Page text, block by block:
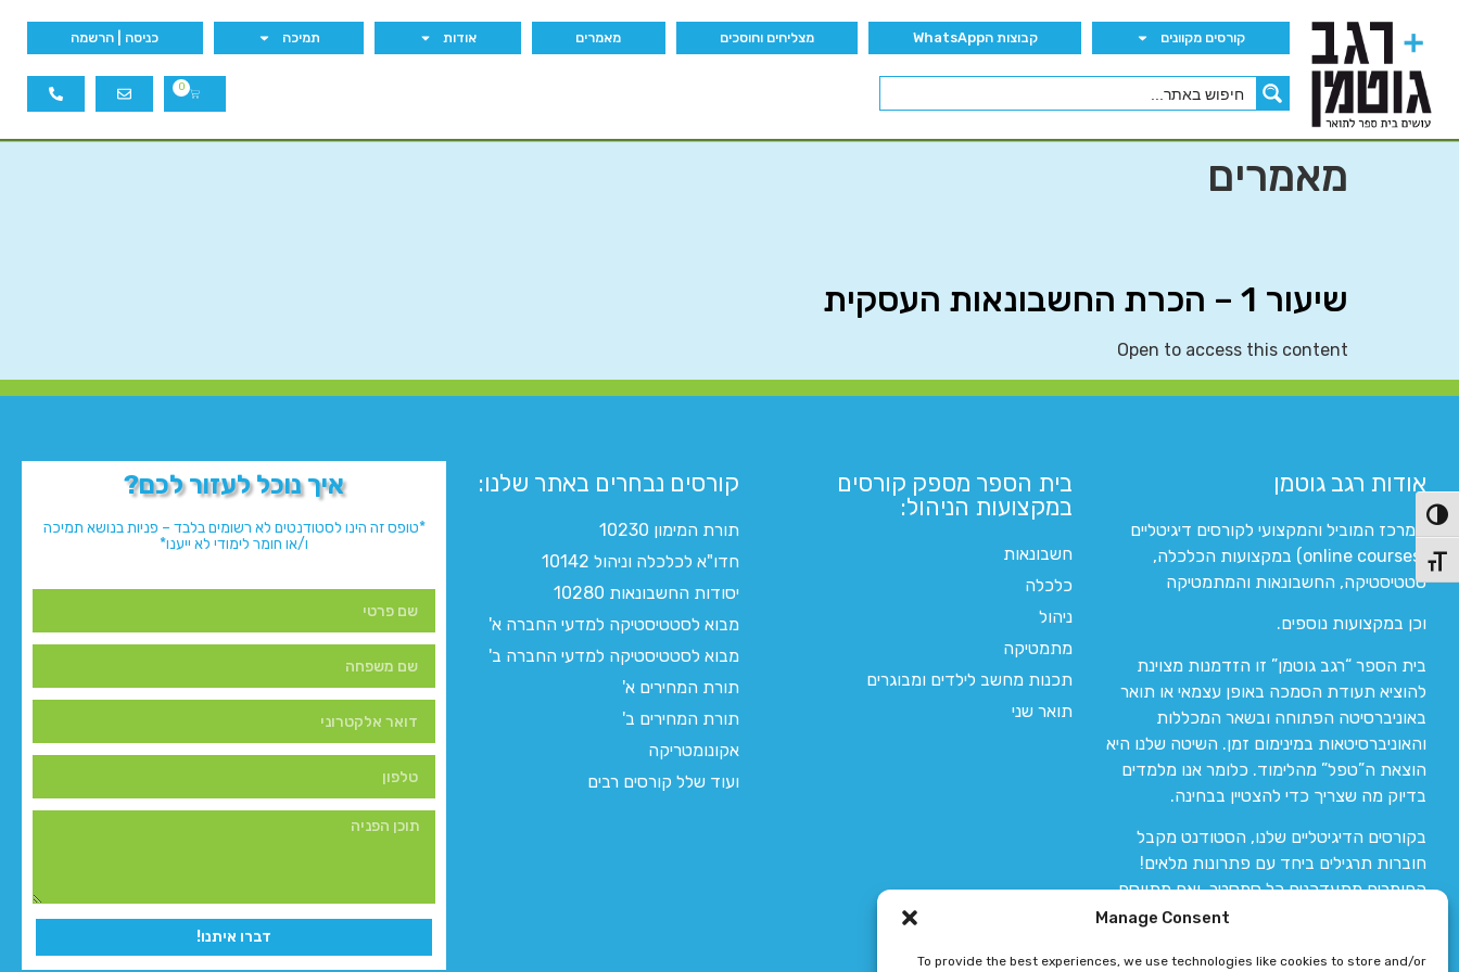
Manage Consent
To provide the best experiences, we use technologies like cookies to store and/or
הפעל/כבה ניגודיות גבוהה
מתג גודל גופן
קורסים מקוונים קבוצות הWhatsApp מצליחים וחוסכים מאמרים אודות תמיכה כניסה | הרשמה
0
מאמרים
שיעור 1 – הכרת החשבונאות העסקית
Open to access this content
אודות רגב גוטמן
המרכז המוביל והמקצועי לקורסים דיגיטליים
(online courses) במקצועות הכלכלה,
סטטיסטיקה, החשבונאות והמתמטיקה
וכן במקצועות נוספים.
בית הספר “רגב גוטמן” זו הזדמנות מצוינת
להוציא תעודת הסמכה באופן עצמאי או תואר
באוניברסיטה הפתוחה ובשאר המכללות
והאוניברסיטאות במינימום זמן. השיטה שלנו היא
הוצאת ה”טפל” מהלימוד. כלומר אנו מלמדים
בדיוק מה שצריך כדי להצטיין בבחינה.
בקורסים הדיגיטליים שלנו, הסטודנט מקבל
חוברות תרגילים ביחד עם פתרונות מלאים!
החומרים מתעדכנים כל סמסטר, ואם מתווסף
חומר חדש אז הקורס מתעדכן יחד איתו.
בית הספר מספק קורסים
במקצועות הניהול:
חשבונאות
כלכלה
ניהול
מתמטיקה
תכנות מחשב לילדים ומבוגרים
תואר שני
קורסים נבחרים באתר שלנו:​
תורת המימון 10230
חדו"א לכלכלה וניהול 10142
יסודות החשבונאות 10280
מבוא לסטטיסטיקה למדעי החברה א'
מבוא לסטטיסטיקה למדעי החברה ב'
תורת המחירים א'
תורת המחירים ב'
אקונומטריקה
ועוד שלל קורסים רבים
איך נוכל לעזור לכם?
*טופס זה הינו לסטודנטים לא רשומים בלבד – פניות בנושא תמיכה
ו/או חומר לימודי לא ייענו*
דברו איתנו!